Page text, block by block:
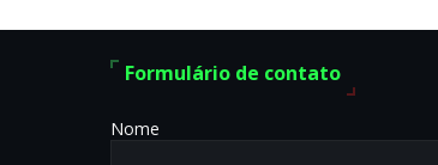
Formulário de contato
Nome